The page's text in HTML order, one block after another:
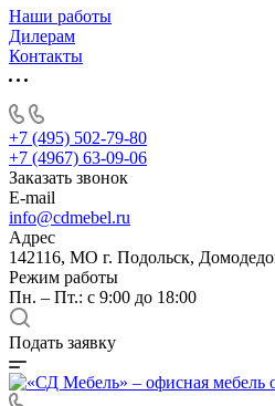
Наши работы
Дилерам
Контакты
+7 (495) 502-79-80
+7 (4967) 63-09-06
Заказать звонок
E-mail
info@cdmebel.ru
Адрес
142116, МО г. Подольск,
Режим работы
Пн. – Пт.: с 9:00 до 18:00
Подать заявку